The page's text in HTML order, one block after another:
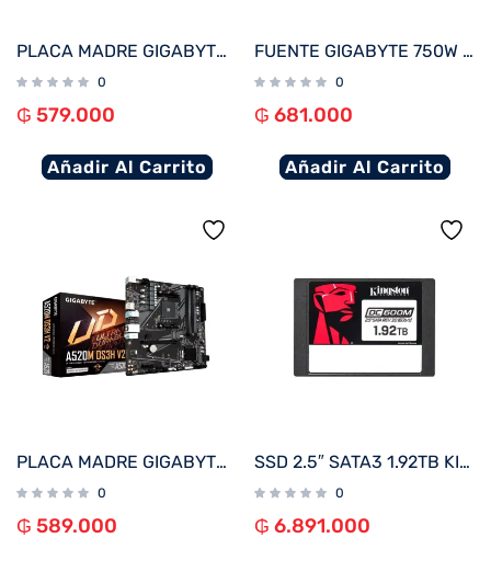
PLACA MADRE GIGABYTE 1700 H610M K DDR4 S/R/HDMI/M2/USB3.2/MATX
0
₲ 579.000
Añadir Al Carrito
FUENTE GIGABYTE 750W 80PLUS GOLD FULL MODULAR BIVOLT GP-UD750GM
0
₲ 681.000
Añadir Al Carrito
PLACA MADRE GIGABYTE AM4 A520M DS3H V2 S/R/HDMI/DP/M.2/DDR4/USB3.2/MATX
0
₲ 589.000
SSD 2.5″ SATA3 1.92TB KINGSTON SEDC600M/1920G 560/530
0
₲ 6.891.000